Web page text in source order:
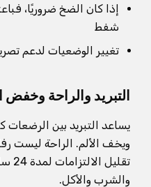
إذا كان الضخ ضروريًا،
شفط
تغيير الوضعيات لدعم
التبريد والراحة وخفض
يساعد التبريد بين الرضعات
ويخف الألم. الراحة ليست
والشرب والأكل.